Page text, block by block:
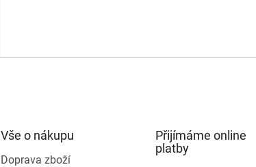
Vše o nákupu
Doprava zboží
Přijímáme online
platby